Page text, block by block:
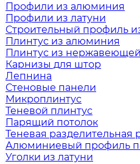
Профили из алюминия
Профили из латуни
Строительный профиль
Плинтус из алюминия
Плинтус из нержавеющей
Карнизы для штор
Лепнина
Стеновые панели
Микроплинтус
Теневой плинтус
Парящий потолок
Теневая разделительная
Алюминиевый профиль
Уголки из латуни